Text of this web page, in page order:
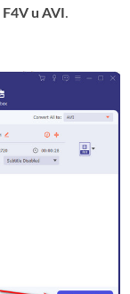
F4V u AVI.